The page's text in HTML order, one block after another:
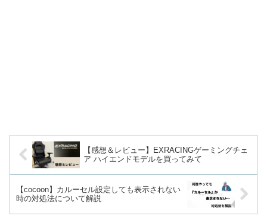
【感想＆レビュー】EXRACINGゲーミングチェ
ア ハイエンドモデルを買ってみて
【cocoon】カルーセル設定しても表示されない
時の対処法について解説